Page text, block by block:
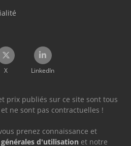
X LinkedIn
prix publiés sur ce site sont tous
ne sont pas contractuelles !
prenez connaissance et
d'utilisation et notre